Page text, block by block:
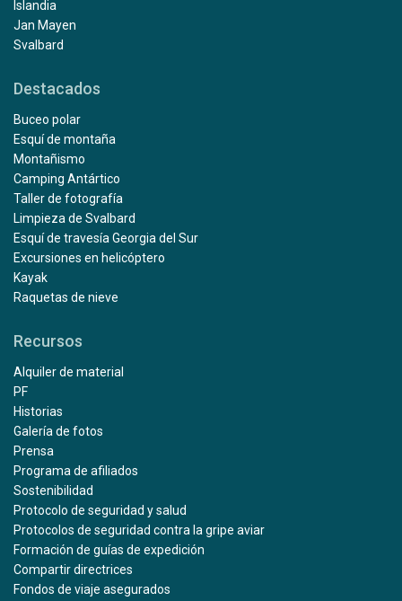
Islandia
Jan Mayen
Svalbard
Destacados
Buceo polar
Esquí de montaña
Montañismo
Camping Antártico
Taller de fotografía
Limpieza de Svalbard
Esquí de travesía Georgia del Sur
Excursiones en helicóptero
Kayak
Raquetas de nieve
Recursos
Alquiler de material
PF
Historias
Galería de fotos
Prensa
Programa de afiliados
Sostenibilidad
Protocolo de seguridad y salud
Protocolos de seguridad contra la gripe aviar
Formación de guías de expedición
Compartir directrices
Fondos de viaje asegurados